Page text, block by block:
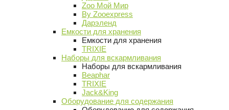
Zoo Мой Мир
By Zooexpress
Дарэленд
Емкости для хранения
Емкости для хранения
TRIXIE
Наборы для вскармливания
Наборы для вскармливания
Beaphar
TRIXIE
Jack&King
Оборудование для содержания